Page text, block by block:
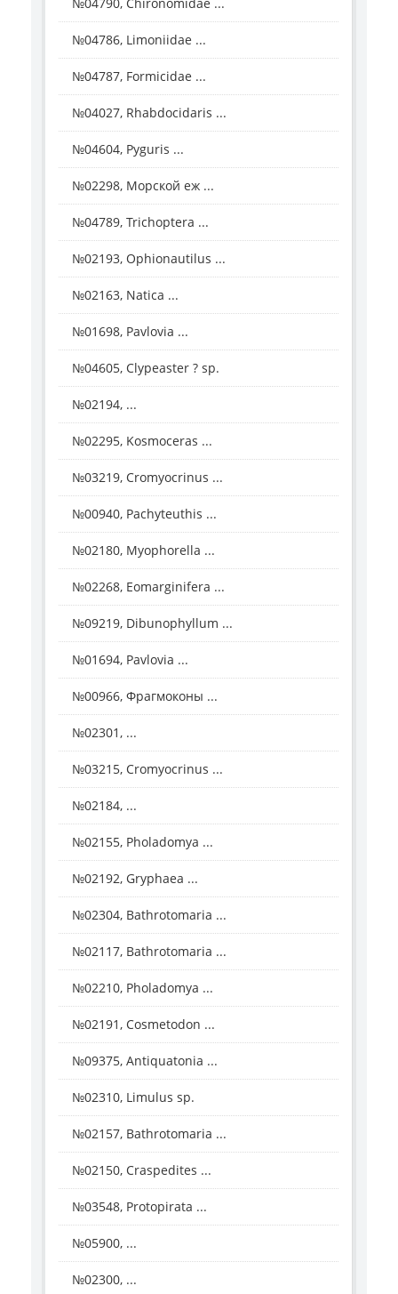
№04790, Chironomidae ...
№04786, Limoniidae ...
№04787, Formicidae ...
№04027, Rhabdocidaris ...
№04604, Pyguris ...
№02298, Морской еж ...
№04789, Trichoptera ...
№02193, Ophionautilus ...
№02163, Natica ...
№01698, Pavlovia ...
№04605, Clypeaster ? sp.
№02194, ...
№02295, Kosmoceras ...
№03219, Cromyocrinus ...
№00940, Pachyteuthis ...
№02180, Myophorella ...
№02268, Eomarginifera ...
№09219, Dibunophyllum ...
№01694, Pavlovia ...
№00966, Фрагмоконы ...
№02301, ...
№03215, Cromyocrinus ...
№02184, ...
№02155, Pholadomya ...
№02192, Gryphaea ...
№02304, Bathrotomaria ...
№02117, Bathrotomaria ...
№02210, Pholadomya ...
№02191, Cosmetodon ...
№09375, Antiquatonia ...
№02310, Limulus sp.
№02157, Bathrotomaria ...
№02150, Craspedites ...
№03548, Protopirata ...
№05900, ...
№02300, ...